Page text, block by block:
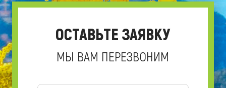
ОСТАВЬТЕ ЗАЯВКУ
МЫ ВАМ ПЕРЕЗВОНИМ